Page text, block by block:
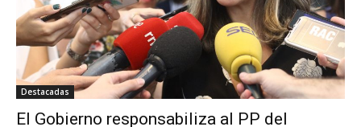
Destacadas
El Gobierno responsabiliza al PP del